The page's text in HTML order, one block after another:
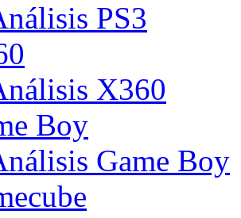
PS3
X360
Boy
Game Boy